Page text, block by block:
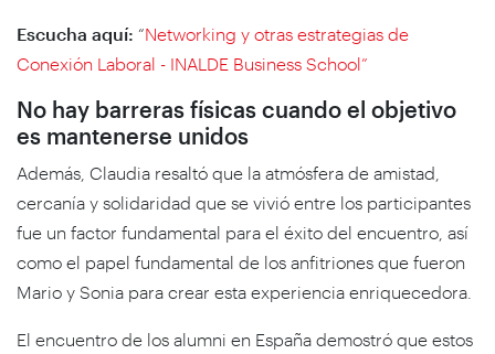
Escucha aquí: “Networking y otras estrategias de
Conexión Laboral - INALDE Business School”
No hay barreras físicas cuando el objetivo
es mantenerse unidos
Además, Claudia resaltó que la atmósfera de amistad,
cercanía y solidaridad que se vivió entre los participantes
fue un factor fundamental para el éxito del encuentro, así
como el papel fundamental de los anfitriones que fueron
Mario y Sonia para crear esta experiencia enriquecedora.
El encuentro de los alumni en España demostró que estos